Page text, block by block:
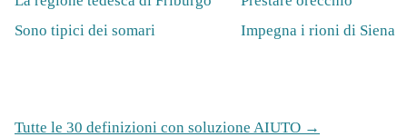
Sono tipici dei somari
Impegna i rioni di Siena
Tutte le 30 definizioni con soluzione AIUTO →